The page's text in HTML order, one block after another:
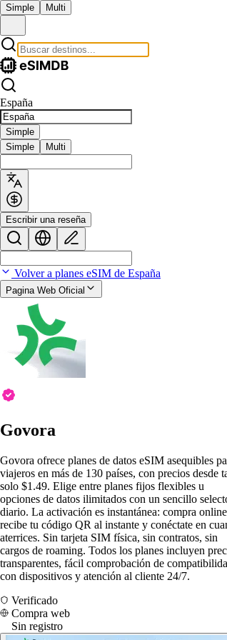
Simple Multi
España
Simple
Simple
Multi
Escribir una reseña
Volver a planes eSIM de España
Pagina Web Oficial
Govora
Govora ofrece planes de datos eSIM asequibles
viajeros en más de 130 países, con precios desde
solo $1.49. Elige entre planes fijos flexibles u
opciones de datos ilimitados con un sencillo
diario. La activación es instantánea: compra
recibe tu código QR al instante y conéctate en
aterrices. Sin tarjeta SIM física, sin contratos, sin
cargos de roaming. Todos los planes incluyen
transparentes, fácil comprobación de
con dispositivos y atención al cliente 24/7.
Verificado
Compra web
Sin registro